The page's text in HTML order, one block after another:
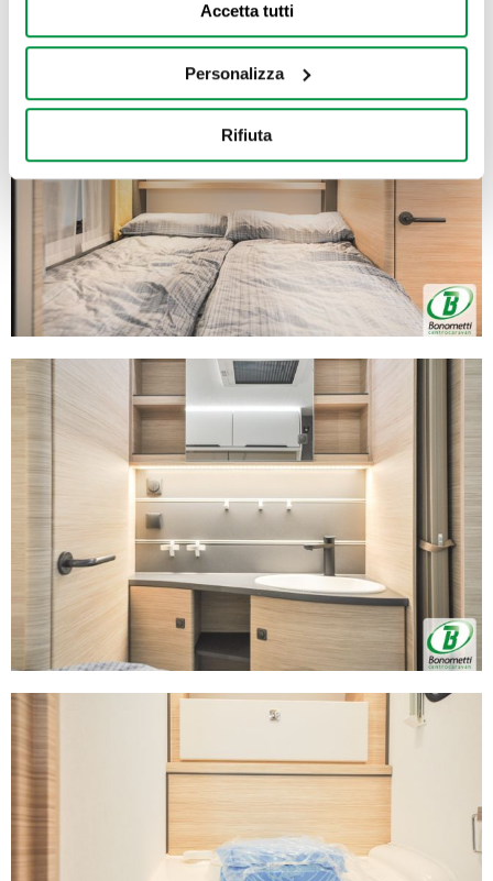
modificare o revocare il proprio consenso in qualsiasi
momento dalla Dichiarazione sui cookie o facendo clic
sull'icona di attivazione della privacy.
geografica, con un'approssimazione di qualche
Identificare il tuo dispositivo, scansionandolo
attivamente alla ricerca di caratteristiche specifiche
(impronte digitali).
Approfondisci come vengono elaborati i tuoi dati personali
e imposta le tue preferenze nellasezione dettagli. Puoi
modificare o ritirare il tuo consenso in qualsiasi momento
dalla Dichiarazione sui cookie.
Utilizziamo i cookie per personalizzare contenuti ed
annunci, per fornire funzionalità dei social media e per
analizzare il nostro traffico. Condividiamo inoltre
informazioni sul modo in cui utilizza il nostro sito con i
nostri partner che si occupano di analisi dei dati web,
pubblicità e social media, i quali potrebbero combinarle
con altre informazioni che ha fornito loro o che hanno
raccolto dal suo utilizzo dei loro servizi.
Accetta tutti
Personalizza
Rifiuta